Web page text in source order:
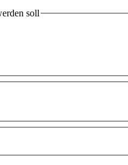
soll